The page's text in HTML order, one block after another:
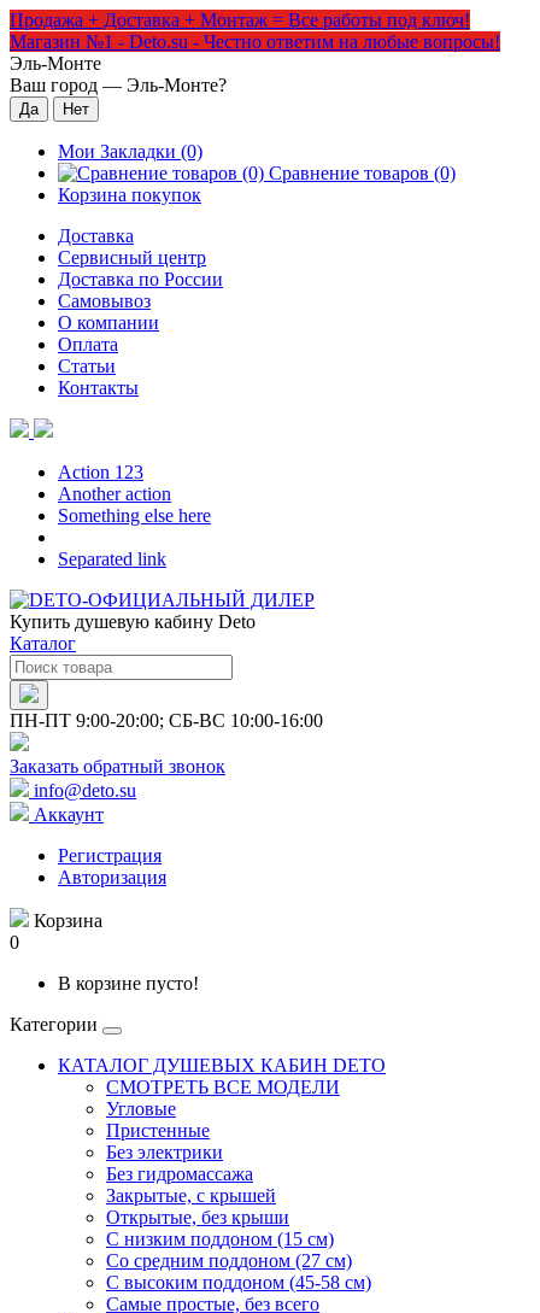
Продажа + Доставка + Монтаж = Все работы под ключ!
Магазин №1 - Deto.su - Честно ответим на любые вопросы!
Эль-Монте
Ваш город — Эль-Монте?
Мои Закладки (0)
Сравнение товаров (0)
Корзина покупок
Доставка
Сервисный центр
Доставка по России
Самовывоз
О компании
Оплата
Статьи
Контакты
Action 123
Another action
Something else here
Separated link
Купить душевую кабину Deto
Каталог
ПН-ПТ 9:00-20:00; СБ-ВС 10:00-16:00
Заказать обратный звонок
info@deto.su
Аккаунт
Регистрация
Авторизация
Корзина
0
В корзине пусто!
Категории
КАТАЛОГ ДУШЕВЫХ КАБИН DETO
СМОТРЕТЬ ВСЕ МОДЕЛИ
Угловые
Пристенные
Без электрики
Без гидромассажа
Закрытые, с крышей
Открытые, без крыши
С низким поддоном (15 см)
Со средним поддоном (27 см)
С высоким поддоном (45-58 см)
Самые простые, без всего